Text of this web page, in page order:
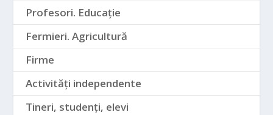
Profesori. Educație
Fermieri. Agricultură
Firme
Activități independente
Tineri, studenți, elevi